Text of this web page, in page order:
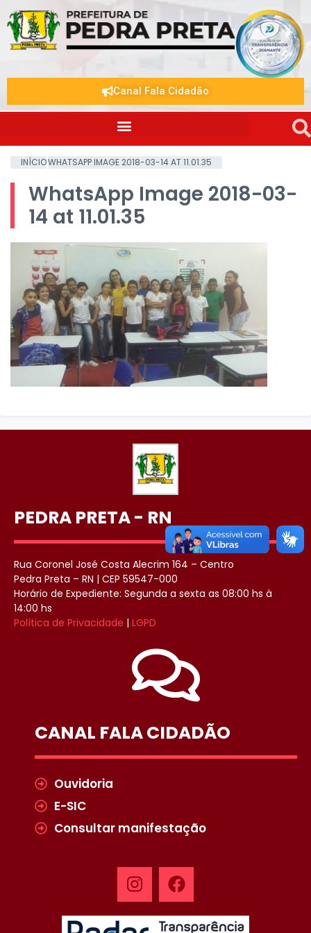
Canal Fala Cidadão
INÍCIOWHATSAPP IMAGE 2018-03-14 AT 11.01.35
WhatsApp Image 2018-03-
14 at 11.01.35
PEDRA PRETA - RN
Rua Coronel José Costa Alecrim 164 – Centro
Pedra Preta – RN | CEP 59547-000
Horário de Expediente: Segunda a sexta as 08:00 hs à
14:00 hs
Política de Privacidade | LGPD
CANAL FALA CIDADÃO
Ouvidoria
E-SIC
Consultar manifestação